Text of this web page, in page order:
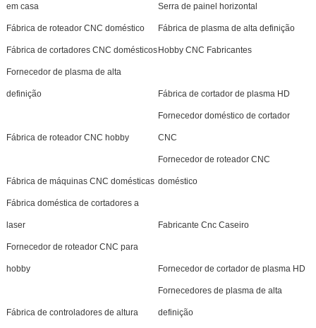
em casa Serra de painel horizontal
Fábrica de roteador CNC doméstico Fábrica de plasma de alta definição
Fábrica de cortadores CNC domésticosHobby CNC Fabricantes
Fornecedor de plasma de alta
definição Fábrica de cortador de plasma HD
Fábrica de roteador CNC hobby
Fornecedor doméstico de cortador
CNC
Fábrica de máquinas CNC domésticas
Fornecedor de roteador CNC
doméstico
Fábrica doméstica de cortadores a
laser Fabricante Cnc Caseiro
Fornecedor de roteador CNC para
hobby Fornecedor de cortador de plasma HD
Fábrica de controladores de altura
Fornecedores de plasma de alta
definição